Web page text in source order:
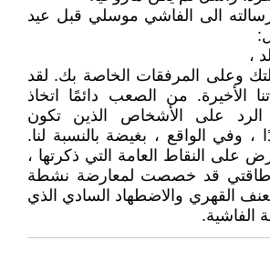
الى الفاشي موسلي قبل عيد
،
وعلى المرفقات الخاصة بك. لقد
الأخيرة. من الصعب دائمًا اتخاذ
الرد على الأشخاص الذين تكون
، وفي الواقع ، بغيضة بالنسبة لنا.
على النقاط العامة التي ذكرتها ،
قد خصصت لمعارضة نشطة
القهري والاضطهاد السادي الذي
الفاشية.